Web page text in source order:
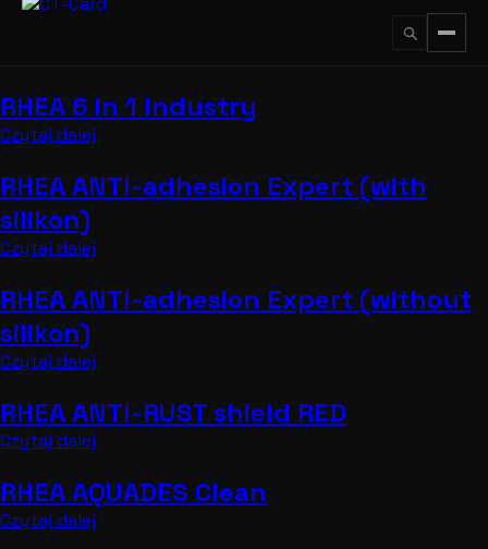
Przejdź
RHEA 6 in 1 Industry
Czytaj dalej
RHEA ANTI-adhesion Expert (with
silikon)
Czytaj dalej
RHEA ANTI-adhesion Expert (without
silikon)
Czytaj dalej
RHEA ANTI-RUST shield RED
Czytaj dalej
RHEA AQUADES Clean
Czytaj dalej